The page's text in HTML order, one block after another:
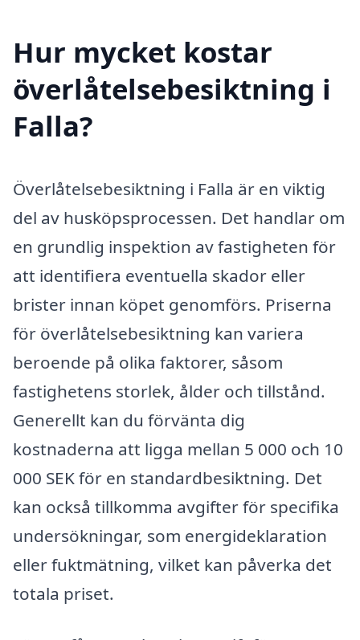
Hur mycket kostar
överlåtelsebesiktning i
Falla?
Överlåtelsebesiktning i Falla är en viktig
del av husköpsprocessen. Det handlar om
en grundlig inspektion av fastigheten för
att identifiera eventuella skador eller
brister innan köpet genomförs. Priserna
för överlåtelsebesiktning kan variera
beroende på olika faktorer, såsom
fastighetens storlek, ålder och tillstånd.
Generellt kan du förvänta dig
kostnaderna att ligga mellan 5 000 och 10
000 SEK för en standardbesiktning. Det
kan också tillkomma avgifter för specifika
undersökningar, som energideklaration
eller fuktmätning, vilket kan påverka det
totala priset.